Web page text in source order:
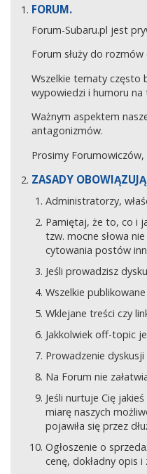
FORUM.
Forum-Subaru.pl jest
Forum służy do
Wszelkie tematy często
wypowiedzi i humoru na
Ważnym aspektem
antagonizmów.
Prosimy
ZASADY
Administratorzy,
Pamiętaj, że to, co i
tzw. mocne słowa
cytowania postów
Jeśli prowadzisz
Wszelkie
Wklejane treści czy
Jakkolwiek off-topic
Prowadzenie
Na Forum nie
Jeśli nurtuje Cię
miarę naszych
pojawiła się przez
Ogłoszenie o
cenę, dokładny opis